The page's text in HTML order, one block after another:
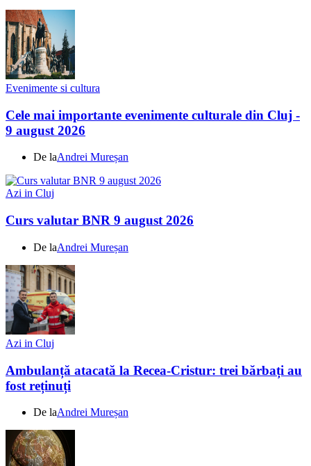
Evenimente si cultura
Cele mai importante evenimente culturale din Cluj -
9 august 2026
De laAndrei Mureșan
Azi in Cluj
Curs valutar BNR 9 august 2026
De laAndrei Mureșan
Azi in Cluj
Ambulanță atacată la Recea-Cristur: trei bărbați au
fost reținuți
De laAndrei Mureșan